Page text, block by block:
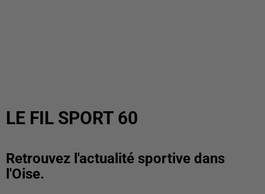
LE FIL SPORT 60
Retrouvez l'actualité sportive dans
l'Oise.